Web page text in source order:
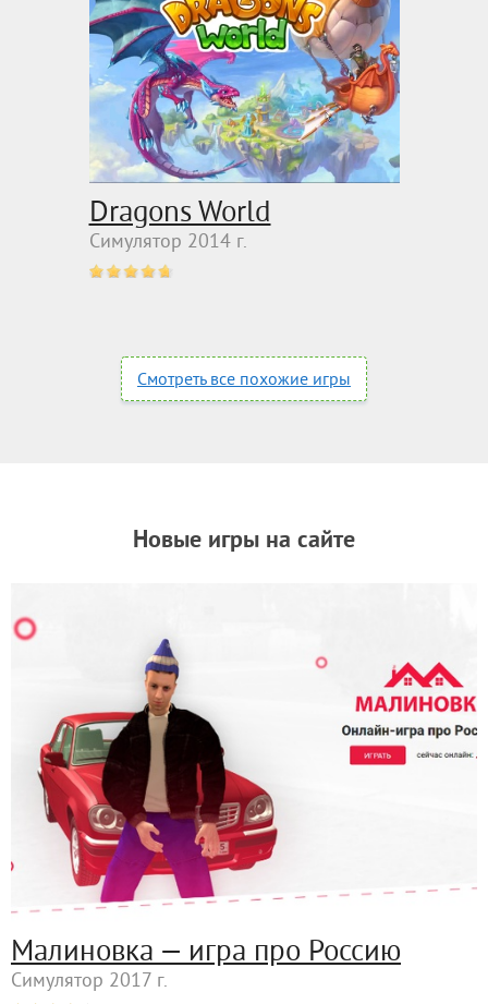
Dragons World
Симулятор 2014 г.
Смотреть все похожие игры
Новые игры на сайте
Малиновка — игра про Россию
Симулятор 2017 г.